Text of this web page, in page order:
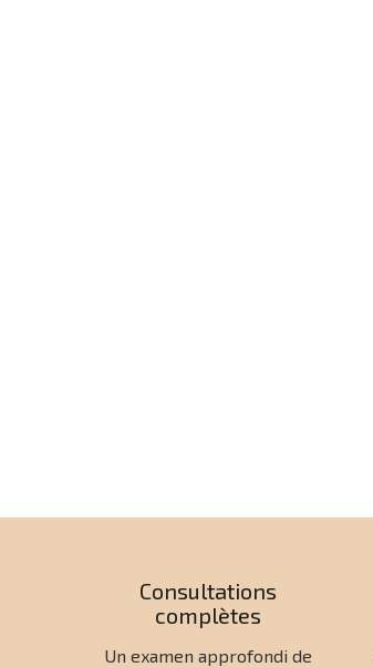
Consultations
complètes
Un examen approfondi de